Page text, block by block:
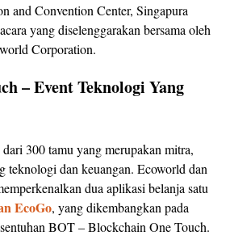
and Convention Center, Singapura
yang diselenggarakan bersama oleh
Corporation.
– Event Teknologi Yang
300 tamu yang merupakan mitra,
teknologi dan keuangan. Ecoworld dan
dua aplikasi belanja satu
EcoGo, yang dikembangkan pada
BOT – Blockchain One Touch.